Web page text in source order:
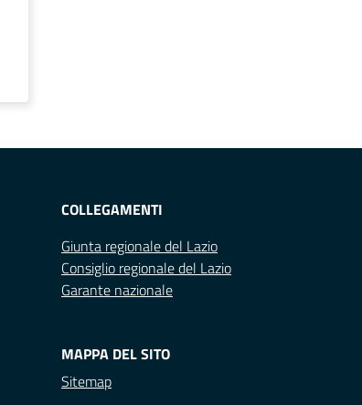
COLLEGAMENTI
Giunta regionale del Lazio
Consiglio regionale del Lazio
Garante nazionale
MAPPA DEL SITO
Sitemap